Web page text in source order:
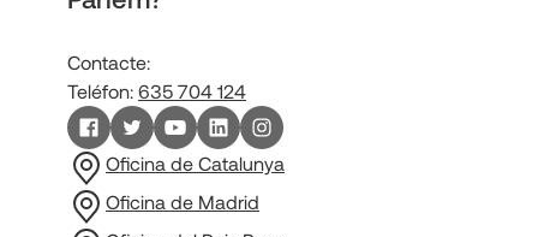
Contacte:
Teléfon: 635 704 124
Oficina de Catalunya
Oficina de Madrid